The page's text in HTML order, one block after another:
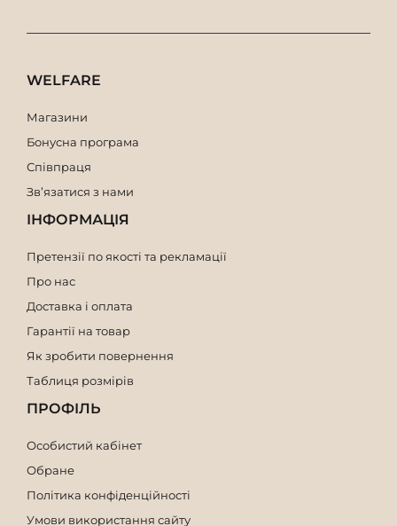
WELFARE
Магазини
Бонусна програма
Співпраця
Зв’язатися з нами
ІНФОРМАЦІЯ
Претензії по якості та рекламації
Про нас
Доставка і оплата
Гарантії на товар
Як зробити повернення
Таблиця розмірів
ПРОФІЛЬ
Особистий кабінет
Обране
Політика конфіденційності
Умови використання сайту